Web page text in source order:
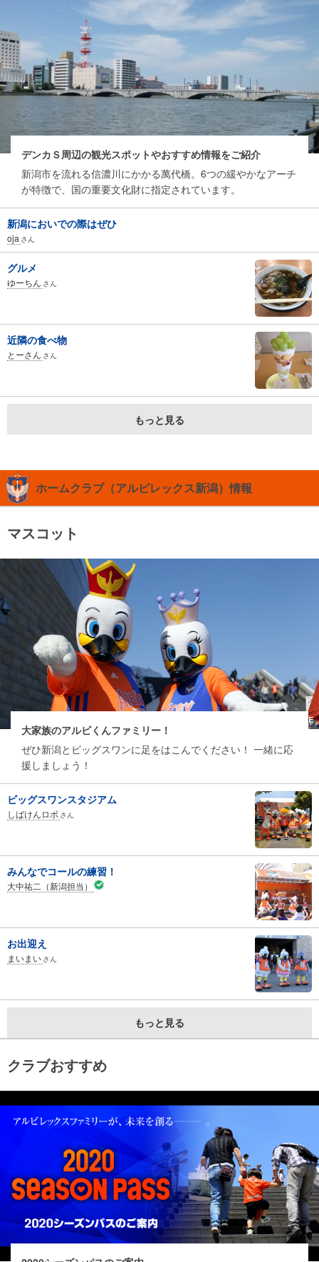
デンカＳ周辺の観光スポットやおすすめ情報をご紹介
新潟市を流れる信濃川にかかる萬代橋。6つの緩やかなアーチ
が特徴で、国の重要文化財に指定されています。
新潟においでの際はぜひ
oja さん
グルメ
ゆーちん さん
近隣の食べ物
とーさん さん
もっと見る
ホームクラブ（アルビレックス新潟）情報
マスコット
大家族のアルビくんファミリー！
ぜひ新潟とビッグスワンに足をはこんでください！ 一緒に応
援しましょう！
ビッグスワンスタジアム
しばけんロボ さん
みんなでコールの練習！
大中祐二（新潟担当）
お出迎え
まいまい さん
もっと見る
クラブおすすめ